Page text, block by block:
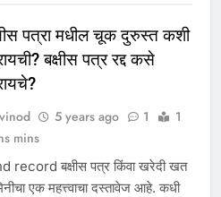
पत्रा मधील चूक दुरुस्त कशी
बक्षीस पत्र रद्द कसे
vinod 5 years ago 1
1
mins
record बक्षीस पत्र किंवा खरेदी खत
एक महत्त्वाचा दस्तावेज आहे. कधी